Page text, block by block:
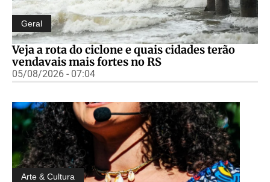
Geral
Veja a rota do ciclone e quais cidades terão
vendavais mais fortes no RS
05/08/2026 - 07:04
Arte & Cultura